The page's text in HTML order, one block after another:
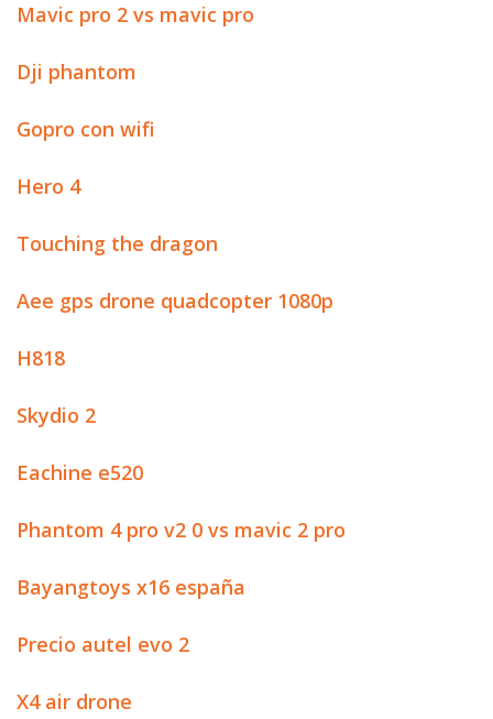
Mavic pro 2 vs mavic pro
Dji phantom
Gopro con wifi
Hero 4
Touching the dragon
Aee gps drone quadcopter 1080p
H818
Skydio 2
Eachine e520
Phantom 4 pro v2 0 vs mavic 2 pro
Bayangtoys x16 españa
Precio autel evo 2
X4 air drone